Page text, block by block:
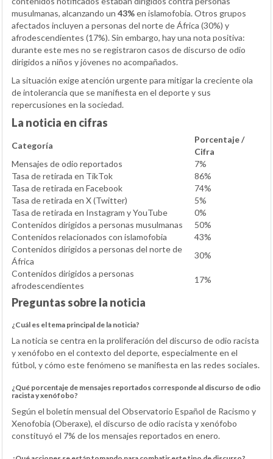
musulmanas, alcanzando un 43%en islamofobia. Otros grupos
afectados incluyen a personas del norte de África (30%) y
afrodescendientes (17%). Sin embargo, hay una nota positiva:
durante este mes no se registraron casos de discurso de odio
dirigidos a niños y jóvenes no acompañados.
La situación exige atención urgente para mitigar la creciente ola
de intolerancia que se manifiesta en el deporte y sus
repercusiones en la sociedad.
La noticia en cifras
Categoría
Porcentaje /
Cifra
Mensajes de odio reportados
7%
Tasa de retirada en TikTok
86%
Tasa de retirada en Facebook
74%
Tasa de retirada en X (Twitter)
5%
Tasa de retirada en Instagram y YouTube
0%
Contenidos dirigidos a personas musulmanas
50%
Contenidos relacionados con islamofobia
43%
Contenidos dirigidos a personas del norte de
África
30%
Contenidos dirigidos a personas
afrodescendientes
17%
Preguntas sobre la noticia
¿Cuál es el tema principal de la noticia?
La noticia se centra en la proliferación del discurso de odio racista
y xenófobo en el contexto del deporte, especialmente en el
fútbol, y cómo este fenómeno se manifiesta en las redes sociales.
¿Qué porcentaje de mensajes reportados corresponde al discurso de odio
racista y xenófobo?
Según el boletín mensual del Observatorio Español de Racismo y
Xenofobia (Oberaxe), el discurso de odio racista y xenófobo
constituyó el 7% de los mensajes reportados en enero.